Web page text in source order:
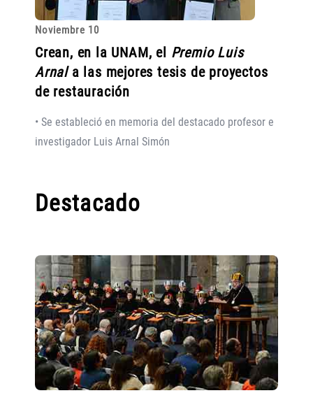
Noviembre 10
Crean, en la UNAM, el Premio Luis
Arnala las mejores tesis de proyectos
de restauración
• Se estableció en memoria del destacado profesor e
investigador Luis Arnal Simón
Destacado